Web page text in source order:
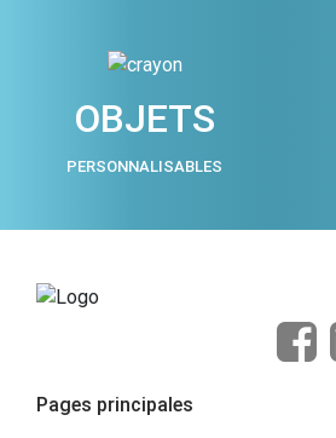
OBJETS
PERSONNALISABLES
Pages principales